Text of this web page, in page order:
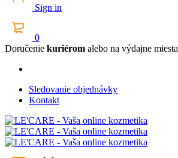
Sign in
0
Doručenie kuriérom alebo na výdajne miesta
Sledovanie objednávky
Kontakt